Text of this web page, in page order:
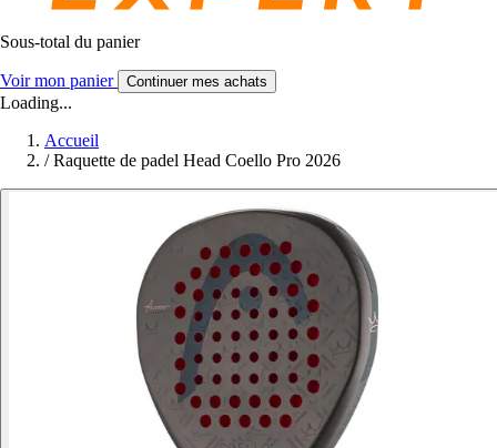
Sous-total du panier
Voir mon panier Continuer mes achats
Loading...
Accueil
/ Raquette de padel Head Coello Pro 2026